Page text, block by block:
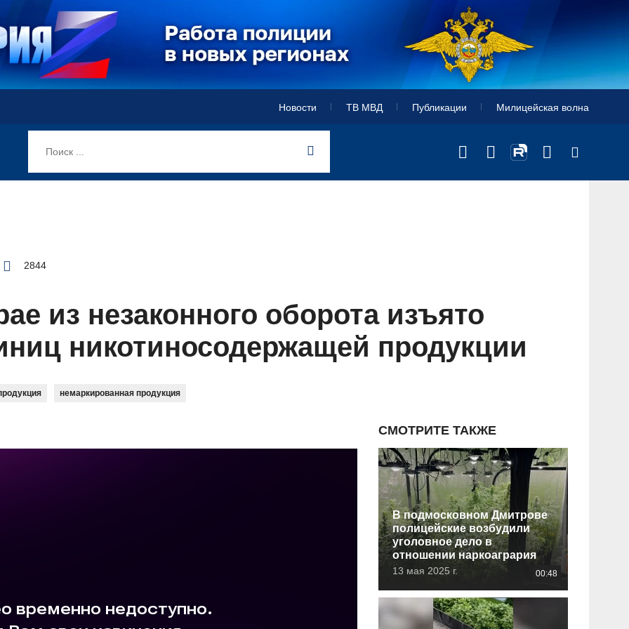
Новости ТВ МВД Публикации Милицейская волна
2844
из незаконного оборота изъято
никотиносодержащей продукции
немаркированная продукция
СМОТРИТЕ ТАКЖЕ
В подмосковном Дмитрове
полицейские возбудили
уголовное дело в
отношении наркоагрария
13 мая 2025 г. 00:48